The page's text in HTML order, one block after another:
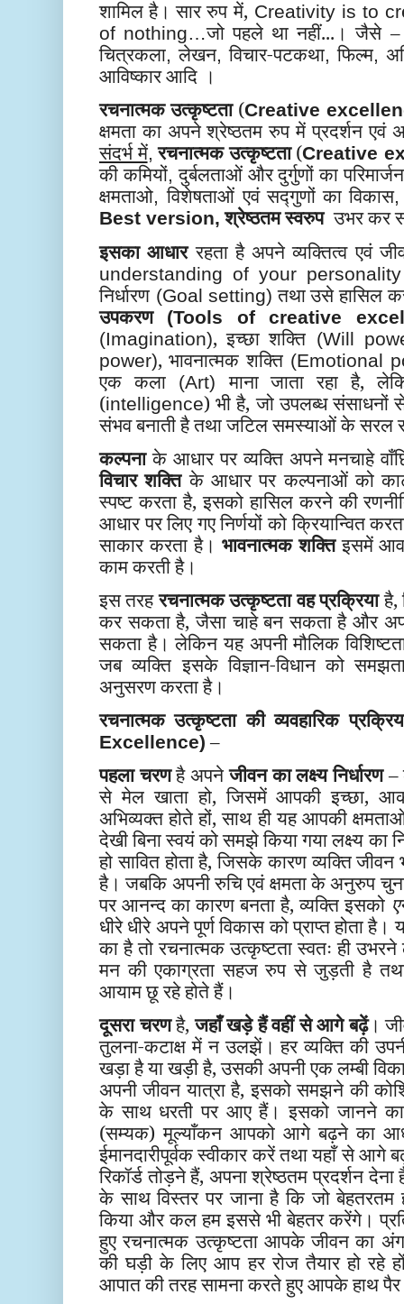
शामिल है। सार रुप में, Creativity is to
of nothing…जो पहले था नहीं...। जैसे –
चित्रकला,लेखन, विचार-पटकथा,फिल्म,
आविष्कार आदि ।
रचनात्मक उत्कृष्टता(Creative
क्षमता का अपने श्रेष्ठतम रुप में प्रदर्शन एवं
संदर्भ में, रचनात्मक उत्कृष्टता(Creative
की कमियों,दुर्बलताओं और दुर्गुणों का परिमार्जन
क्षमताओ,विशेषताओं एवं सद्गुणों का विकास,
Best version, श्रेष्ठतम स्वरुप उभर कर
इसका आधाररहता है अपने व्यक्तित्व एवं
understanding of your
निर्धारण (Goal setting) तथा उसे हासिल
उपकरण(Tools of creative
(Imagination), इच्छा शक्ति (Will
power), भावनात्मक शक्ति(Emotional
एक कला (Art)माना जाता रहा है,
(intelligence) भी है, जो उपलब्ध
संभव बनाती है तथा जटिल समस्याओं के सरल
कल्पनाके आधार पर व्यक्ति अपने मनचाहे
विचार शक्तिके आधार पर कल्पनाओं को
स्पष्ट करता है, इसको हासिल करने की
आधार पर लिए गए निर्णयों को क्रियान्वित
साकार करता है। भावनात्मक शक्तिइसमें
काम करती है।
इस तरहरचनात्मक उत्कृष्टता वह प्रक्रियाहै,
कर सकता है, जैसा चाहे बन सकता है और
सकता है। लेकिन यह अपनी मौलिक
जब व्यक्ति इसके विज्ञान-विधान को
अनुसरण करता है।
रचनात्मक उत्कृष्टता की व्यवहारिक
Excellence) –
पहला चरणहै अपनेजीवन का लक्ष्य निर्धारण–
से मेल खाता हो, जिसमें आपकी इच्छा,
अभिव्यक्त होते हों, साथ ही यह आपकी
देखी बिना स्वयं को समझे किया गया लक्ष्य
हो सावित होता है, जिसके कारण व्यक्ति जीवन
है। जबकि अपनी रुचि एवं क्षमता के अनुरुप
पर आनन्द का कारण बनता है, व्यक्ति इसको
धीरे धीरे अपने पूर्ण विकास को प्राप्त होता
का है तो रचनात्मक उत्कृष्टता स्वतः ही
मन की एकाग्रता सहज रुप से जुड़ती है
आयाम छू रहे होते हैं।
दूसरा चरणहै,जहाँ खड़े हैं वहीं से आगे बढ़ें।
तुलना-कटाक्ष में न उलझें। हर व्यक्ति की
खड़ा है या खड़ी है, उसकी अपनी एक लम्बी
अपनी जीवन यात्रा है, इसको समझने की
के साथ धरती पर आए हैं। इसको जानने
(सम्यक) मूल्याँकन आपको आगे बढ़ने का
ईमानदारीपूर्वक स्वीकार करें तथा यहाँ से
रिकॉर्ड तोड़ने हैं, अपना श्रेष्ठतम प्रदर्शन
के साथ विस्तर पर जाना है कि जो
किया और कल हम इससे भी बेहतर करेंगे।
हुए रचनात्मक उत्कृष्टता आपके जीवन का अंग
की घड़ी के लिए आप हर रोज तैयार हो रहे
आपात की तरह सामना करते हुए आपके हाथ